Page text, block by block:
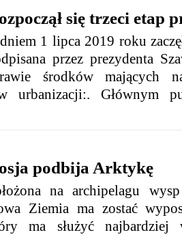
się trzeci etap
1 lipca 2019 roku
przez prezydenta
środków mających
urbanizacji:. Głównym
podbija Arktykę
na archipelagu
Ziemia ma zostać
ma służyć najbardziej